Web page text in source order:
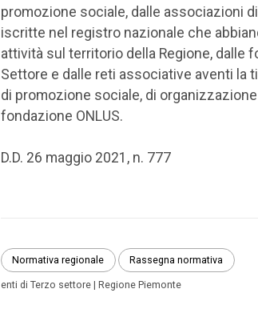
promozione sociale, dalle associazioni
iscritte nel registro nazionale che
attività sul territorio della Regione, dalle
Settore e dalle reti associative aventi la
di promozione sociale, di
fondazione ONLUS.
D.D. 26 maggio 2021, n. 777
Normativa regionale Rassegna normativa
enti di Terzo settore Regione Piemonte